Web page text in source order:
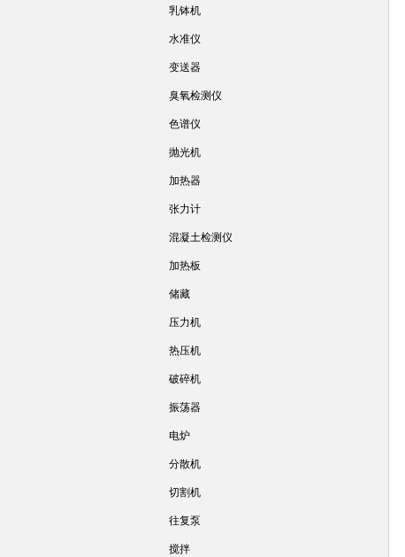
乳钵机
水准仪
变送器
臭氧检测仪
色谱仪
抛光机
加热器
张力计
混凝土检测仪
加热板
储藏
压力机
热压机
破碎机
振荡器
电炉
分散机
切割机
往复泵
搅拌